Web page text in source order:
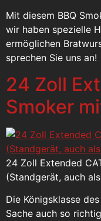
Mit diesem BBQ
wir haben spezielle
ermöglichen
sprechen Sie uns an!
24 Zoll
Smoker
24 Zoll Extended
(Standgerät, auch
Die Königsklasse
Sache auch so